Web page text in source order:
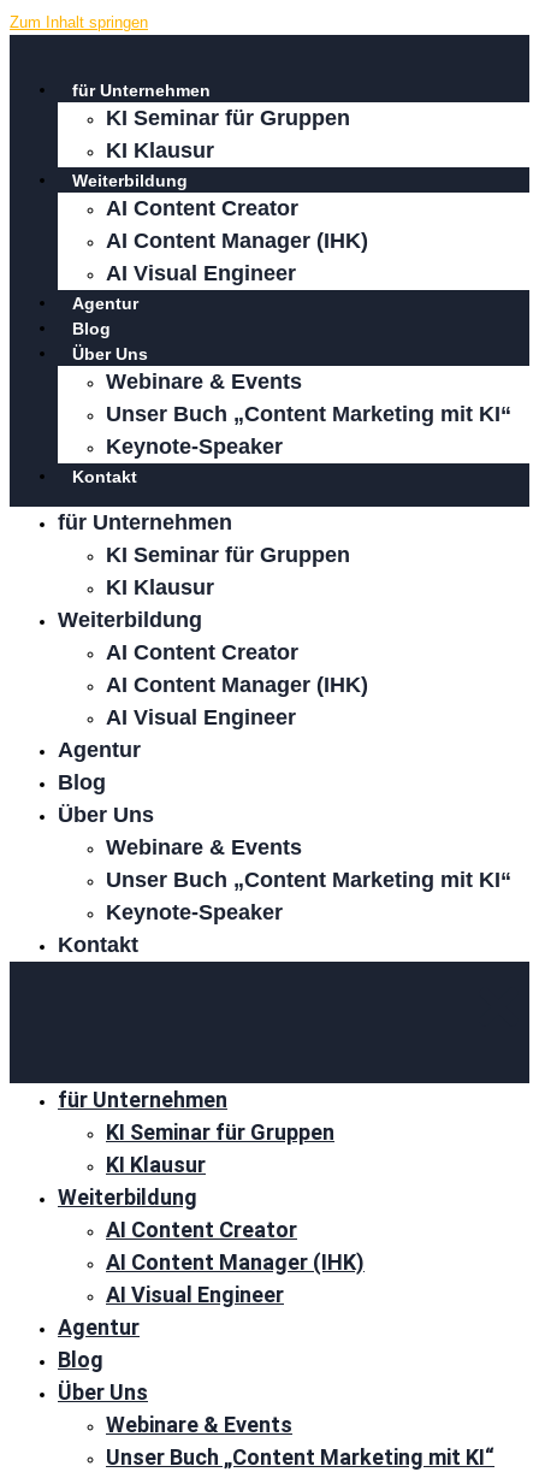
Zum Inhalt springen
für Unternehmen
KI Seminar für Gruppen
KI Klausur
Weiterbildung
AI Content Creator
AI Content Manager (IHK)
AI Visual Engineer
Agentur
Blog
Über Uns
Webinare & Events
Unser Buch „Content Marketing mit KI“
Keynote-Speaker
Kontakt
für Unternehmen
KI Seminar für Gruppen
KI Klausur
Weiterbildung
AI Content Creator
AI Content Manager (IHK)
AI Visual Engineer
Agentur
Blog
Über Uns
Webinare & Events
Unser Buch „Content Marketing mit KI“
Keynote-Speaker
Kontakt
für Unternehmen
KI Seminar für Gruppen
KI Klausur
Weiterbildung
AI Content Creator
AI Content Manager (IHK)
AI Visual Engineer
Agentur
Blog
Über Uns
Webinare & Events
Unser Buch „Content Marketing mit KI“